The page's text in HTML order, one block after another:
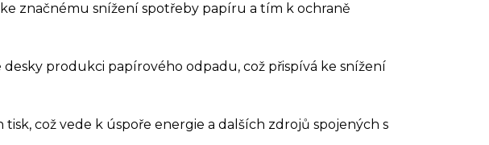
značnému snížení spotřeby papíru a tím k ochraně
produkci papírového odpadu, což přispívá ke snížení
což vede k úspoře energie a dalších zdrojů spojených s